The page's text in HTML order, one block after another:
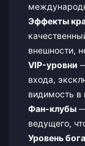
Эффекты
внешности,
VIP-уровни
входа,
видимость в
Фан-клубы—
ведущего,
Уровень